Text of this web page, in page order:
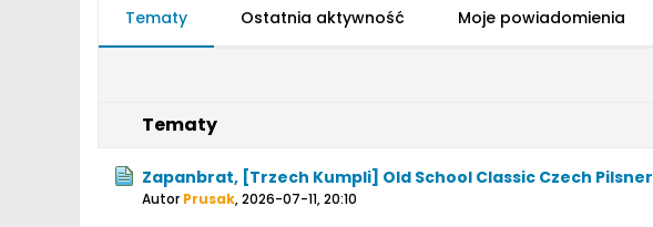
Tematy Ostatnia aktywność Moje powiadomienia
Tematy
Zapanbrat, [Trzech Kumpli] Old School Classic Czech Pilsner
Autor Prusak,2026-07-11, 20:10